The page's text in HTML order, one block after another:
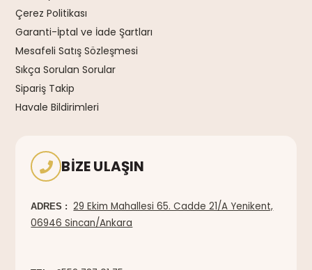
Çerez Politikası
Garanti-İptal ve İade Şartları
Mesafeli Satış Sözleşmesi
Sıkça Sorulan Sorular
Sipariş Takip
Havale Bildirimleri
BIZE ULAŞIN
ADRES :
29 Ekim Mahallesi 65. Cadde 21/A Yenikent,
06946 Sincan/Ankara